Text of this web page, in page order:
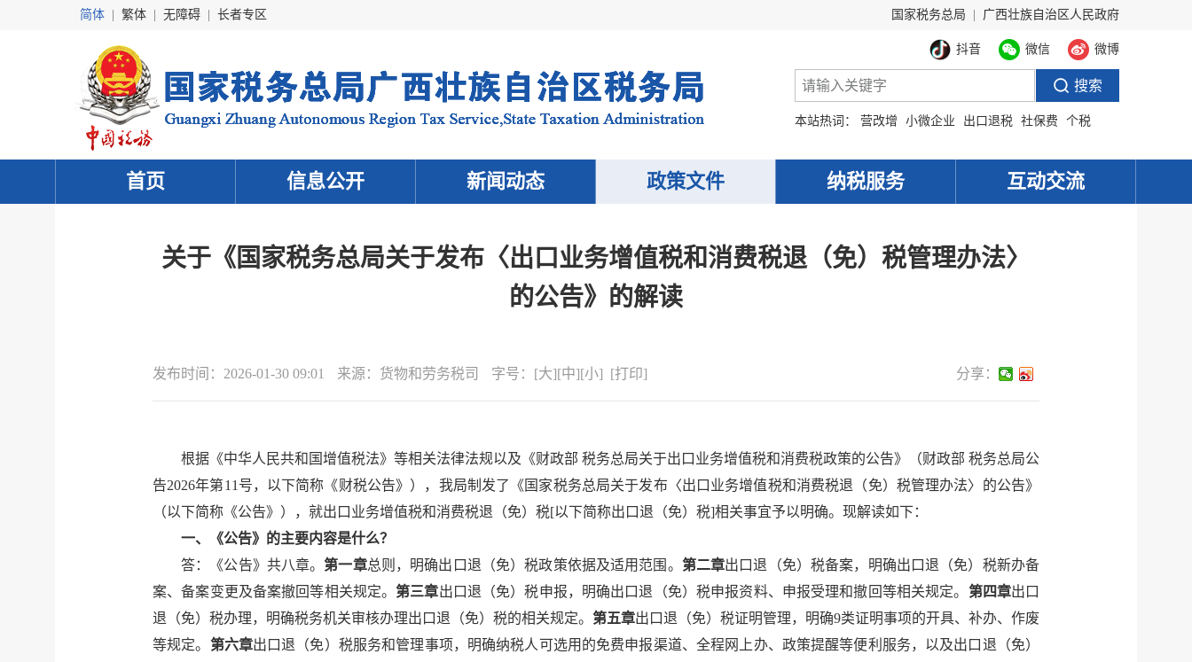
简体 繁体 无障碍 长者专区 国家税务总局 广西壮族自治区人民政府
抖音 微信 微博
本站热词： 营改增 小微企业 出口退税 社保费 个税
首页 信息公开 新闻动态 政策文件 纳税服务 互动交流
关于《国家税务总局关于发布〈出口业务增值税和消费税退（免）税管理办法〉
的公告》的解读
发布时间： 2026-01-30 09:01 来源： 货物和劳务税司 字号： [大][中][小] [打印] 分享：
根据《中华人民共和国增值税法》等相关法律法规以及《财政部 税务总局关于出口业务增值税和消费税政策的公告》（财政部 税务总局公
告2026年第11号，以下简称《财税公告》），我局制发了《国家税务总局关于发布〈出口业务增值税和消费税退（免）税管理办法〉的公告》
（以下简称《公告》），就出口业务增值税和消费税退（免）税[以下简称出口退（免）税]相关事宜予以明确。现解读如下：
一、《公告》的主要内容是什么？
答：《公告》共八章。第一章总则，明确出口退（免）税政策依据及适用范围。 第二章出口退（免）税备案，明确出口退（免）税新办备
案、备案变更及备案撤回等相关规定。第三章出口退（免）税申报，明确出口退（免）税申报资料、申报受理和撤回等相关规定。 第四章出口
退（免）税办理，明确税务机关审核办理出口退（免）税的相关规定。 第五章出口退（免）税证明管理，明确9类证明事项的开具、补办、作废
等规定。 第六章出口退（免）税服务和管理事项，明确纳税人可选用的免费申报渠道、全程网上办、政策提醒等便利服务，以及出口退（免）